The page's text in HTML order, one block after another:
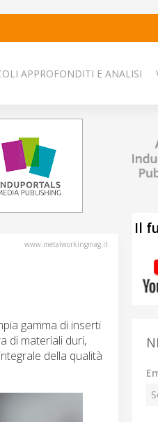
APPROFONDITI E ANALISI
www.metalworkingmag.it
gamma di inserti
di materiali duri,
della qualità
Il